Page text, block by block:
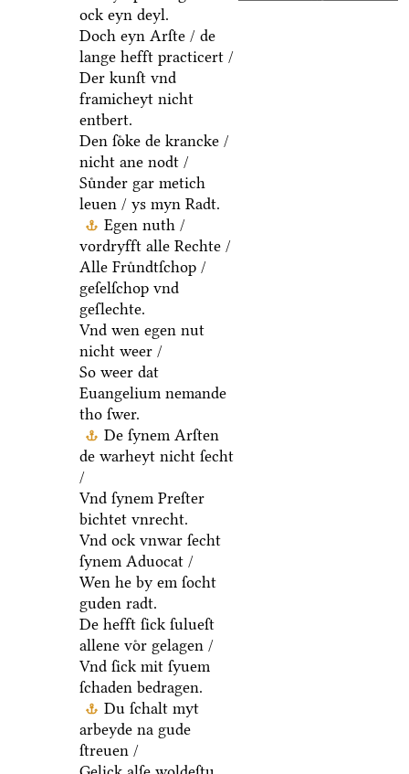
ock eyn deyl.
Doch eyn Arſte / de
lange hefft practicert /
Der kunſt vnd
framicheyt nicht
entbert.
Den ſoͤke de krancke /
nicht ane nodt /
Suͤnder gar metich
leuen / ys myn Radt.
Egen nuth /
vordryfft alle Rechte /
Alle Fruͤndtſchop /
geſelſchop vnd
geſlechte.
Vnd wen egen nut
nicht weer /
So weer dat
Euangelium nemande
tho ſwer.
De ſynem Arſten
de warheyt nicht ſecht
/
Vnd ſynem Preſter
bichtet vnrecht.
Vnd ock vnwar ſecht
ſynem Aduocat /
Wen he by em ſocht
guden radt.
De hefft ſick ſulueſt
allene voͤr gelagen /
Vnd ſick mit ſyuem
ſchaden bedragen.
Du ſchalt myt
arbeyde na gude
ſtreuen /